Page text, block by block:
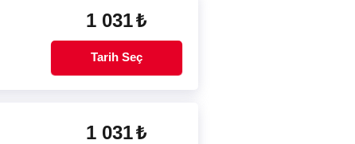
1 031₺
Tarih Seç
1 031₺